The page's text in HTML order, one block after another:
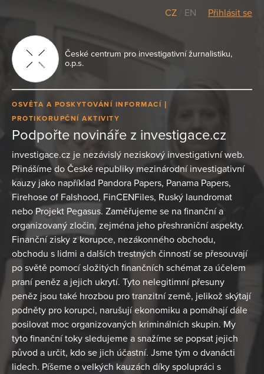
CZ EN Přihlásit se
České centrum pro investigativní žurnalistiku,
o.p.s.
OSVĚTA A POSKYTOVÁNÍ INFORMACÍ
PROTIKORUPČNÍ AKTIVITY
Podpořte novináře z investigace.cz
investigace.cz je nezávislý neziskový investigativní web.
Přinášíme do České republiky mezinárodní investigativní
kauzy jako například Pandora Papers, Panama Papers,
Firehose of Falshood, FinCENFiles, Ruský laundromat
nebo Projekt Pegasus. Zaměřujeme se na finanční a
organizovaný zločin, zejména jeho přeshraniční aspekty.
Finanční zisky z korupce, nezákonného obchodu,
obchodu s lidmi a dalších trestných činností se přesouvají
po světě pomocí složitých finančních schémat za účelem
praní peněz a jejich ukrytí. Tyto nelegitimní přesuny
peněz jsou také hrozbou pro tranzitní země, jelikož skýtají
podněty pro korupci, narušují ekonomiku a pomáhají dále
posilovat moc organizovaných kriminálních skupin. My
tyto finanční toky sledujeme a snažíme se popsat jejich
původ a určit, kdo se jich účastní. Jsme tým o dvanácti
lidech. Píšeme o velkých kauzách díky spolupráci s